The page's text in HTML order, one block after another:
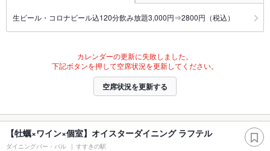
生ビール・コロナビール込120分飲み放題3,000円⇒2800円（税込）
カレンダーの更新に失敗しました。
下記ボタンを押して空席状況を更新してください。
空席状況を更新する
【牡蠣×ワイン×個室】オイスターダイニング ラフテル
ダイニングバー・バル すすきの駅